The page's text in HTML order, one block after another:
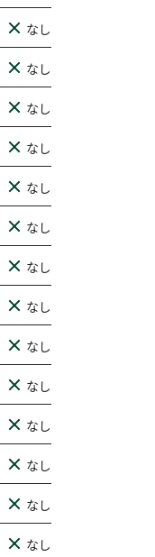
なし
なし
なし
なし
なし
なし
なし
なし
なし
なし
なし
なし
なし
なし